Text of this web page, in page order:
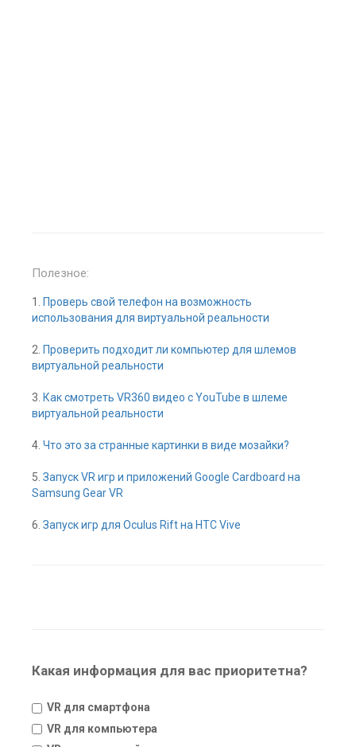
Полезное:
1.
Проверь свой телефон на возможность
использования для виртуальной реальности
2. Проверить подходит ли компьютер для шлемов
виртуальной реальности
3. Как смотреть VR360 видео с YouTube в шлеме
виртуальной реальности
4. Что это за странные картинки в виде мозайки?
5. Запуск VR игр и приложений Google Cardboard на
Samsung Gear VR
6. Запуск игр для Oculus Rift на HTC Vive
Какая информация для вас приоритетна?
VR для смартфона
VR для компьютера